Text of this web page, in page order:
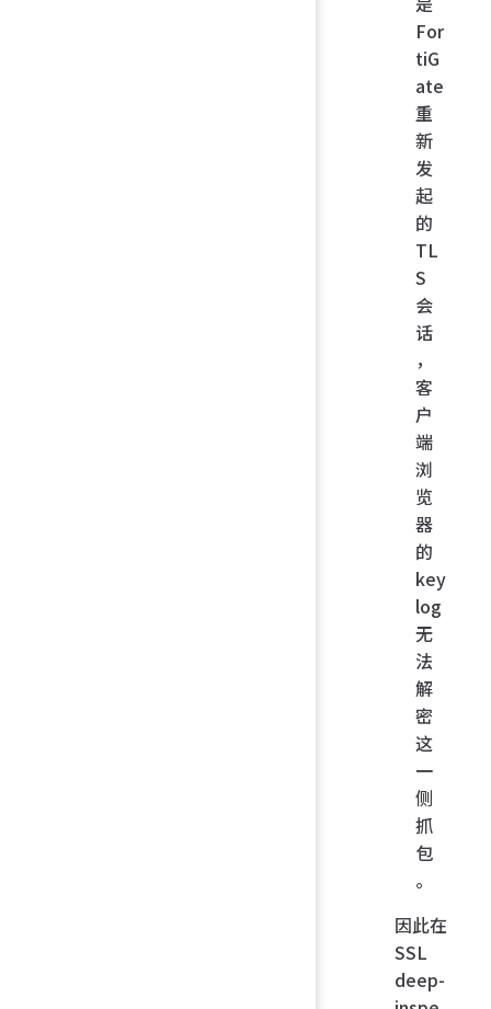
For
tiG
ate
重
新
发
起
的
TL
S
会
话
，
客
户
端
浏
览
器
的
key
log
无
法
解
密
这
一
侧
抓
包
。
因此在
SSL
deep-